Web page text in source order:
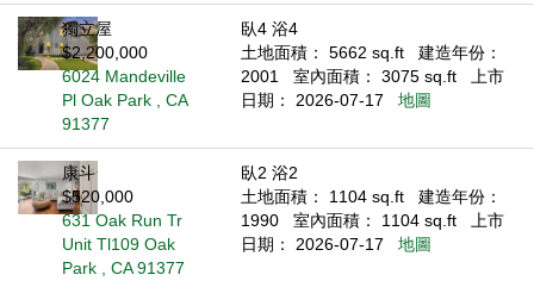
獨立屋
$2,200,000
6024 Mandeville
Pl Oak Park , CA
91377
臥4 浴4
土地面積： 5662 sq.ft
建造年份：
2001
室內面積： 3075 sq.ft
上市
日期： 2026-07-17
地圖
康斗
$520,000
631 Oak Run Tr
Unit Tl109 Oak
Park , CA 91377
臥2 浴2
土地面積： 1104 sq.ft
建造年份：
1990
室內面積： 1104 sq.ft
上市
日期： 2026-07-17
地圖